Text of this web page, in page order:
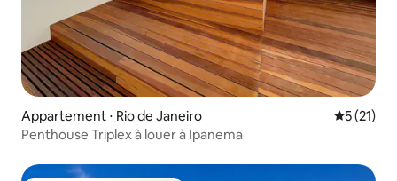
Appartement ⋅ Rio de Janeiro
5 (21)
Penthouse Triplex à louer à Ipanema